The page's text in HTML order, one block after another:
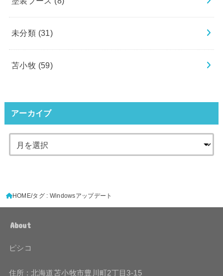
未分類 (31)
苫小牧 (59)
アーカイブ
HOME タグ : Windowsアップデート
About
ピシコ
住所 : 北海道苫小牧市豊川町2丁目3-15